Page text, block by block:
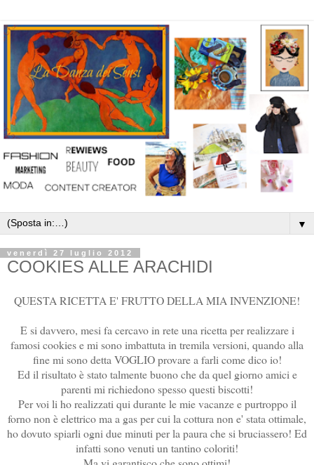
▼
venerdì 27 luglio 2012
COOKIES ALLE ARACHIDI
QUESTA RICETTA E' FRUTTO DELLA MIA INVENZIONE!
E si davvero, mesi fa cercavo in rete una ricetta per realizzare i
famosi cookies e mi sono imbattuta in tremila versioni, quando alla
fine mi sono detta VOGLIO provare a farli come dico io!
Ed il risultato è stato talmente buono che da quel giorno amici e
parenti mi richiedono spesso questi biscotti!
Per voi li ho realizzati qui durante le mie vacanze e purtroppo il
forno non è elettrico ma a gas per cui la cottura non e' stata ottimale,
ho dovuto spiarli ogni due minuti per la paura che si bruciassero! Ed
infatti sono venuti un tantino coloriti!